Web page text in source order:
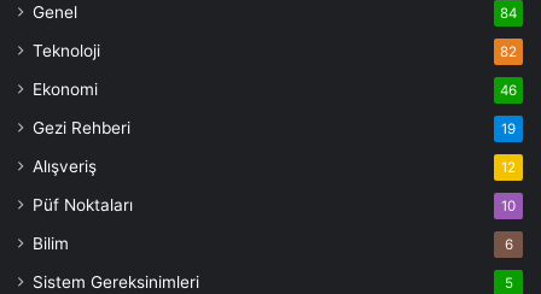
Genel 84
Teknoloji 82
Ekonomi 46
Gezi Rehberi 19
Alışveriş 12
Püf Noktaları 10
Bilim 6
Sistem Gereksinimleri 5